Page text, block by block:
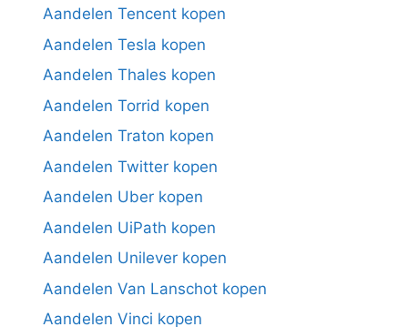
Aandelen Tencent kopen
Aandelen Tesla kopen
Aandelen Thales kopen
Aandelen Torrid kopen
Aandelen Traton kopen
Aandelen Twitter kopen
Aandelen Uber kopen
Aandelen UiPath kopen
Aandelen Unilever kopen
Aandelen Van Lanschot kopen
Aandelen Vinci kopen